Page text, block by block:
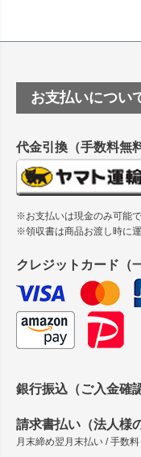
塩ビのロール紙で
つや消し半透明ラ
縦420mm×横
お支払いについ
代金引換（手数料無
※お支払いは現金のみ可能
※領収書は商品お渡し時に
クレジットカード（
銀行振込（ご入金確
請求書払い（法人様
月末締め翌月末払い / 手数